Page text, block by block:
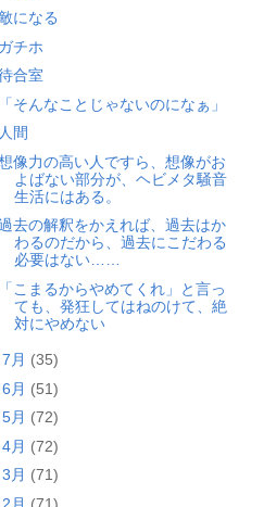
になる
チホ
合室
そんなことじゃないのになぁ」
間
像力の高い人ですら、想像がお
よばない部分が、ヘビメタ騒音
生活にはある。
去の解釈をかえれば、過去はか
わるのだから、過去にこだわる
必要はない……
こまるからやめてくれ」と言っ
ても、発狂してはねのけて、絶
対にやめない
7月 (35)
6月 (51)
5月 (72)
4月 (72)
3月 (71)
2月 (71)